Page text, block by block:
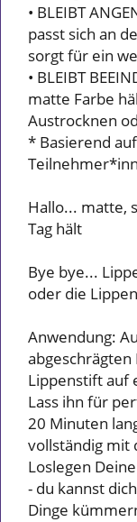
• BLEIBT
passt sich an
sorgt für ein
• BLEIBT
matte Farbe
Austrocknen
* Basierend
Hallo... matte,
Tag hält
Bye bye...
oder die
Anwendung:
abgeschrägten
Lippenstift auf
Lass ihn für
20 Minuten
vollständig mit
Loslegen
- du kannst
Dinge